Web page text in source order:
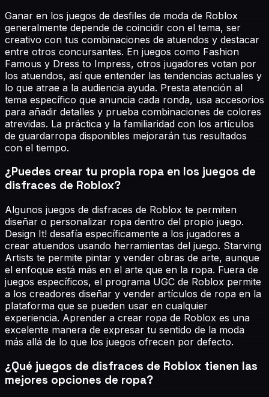
Ganar en los juegos de desfiles de moda de Roblox
generalmente depende de coincidir con el tema, ser
creativo con tus combinaciones de atuendos y destacar
entre otros concursantes. En juegos como Fashion
Famous y Dress to Impress, otros jugadores votan por
los atuendos, así que entender las tendencias actuales y
lo que atrae a la audiencia ayuda. Presta atención al
tema específico que anuncia cada ronda, usa accesorios
para añadir detalles y prueba combinaciones de colores
atrevidas. La práctica y la familiaridad con los artículos
de guardarropa disponibles mejorarán tus resultados
con el tiempo.
¿Puedes crear tu propia ropa en los juegos de
disfraces de Roblox?
Algunos juegos de disfraces de Roblox te permiten
diseñar o personalizar ropa dentro del propio juego.
Design It! desafía específicamente a los jugadores a
crear atuendos usando herramientas del juego. Starving
Artists te permite pintar y vender obras de arte, aunque
el enfoque está más en el arte que en la ropa. Fuera de
juegos específicos, el programa UGC de Roblox permite
a los creadores diseñar y vender artículos de ropa en la
plataforma que se pueden usar en cualquier
experiencia. Aprender a crear ropa de Roblox es una
excelente manera de expresar tu sentido de la moda
más allá de lo que los juegos ofrecen por defecto.
¿Qué juegos de disfraces de Roblox tienen las
mejores opciones de ropa?